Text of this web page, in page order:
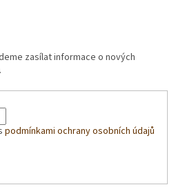
zasílat informace o nových
podmínkami ochrany osobních údajů